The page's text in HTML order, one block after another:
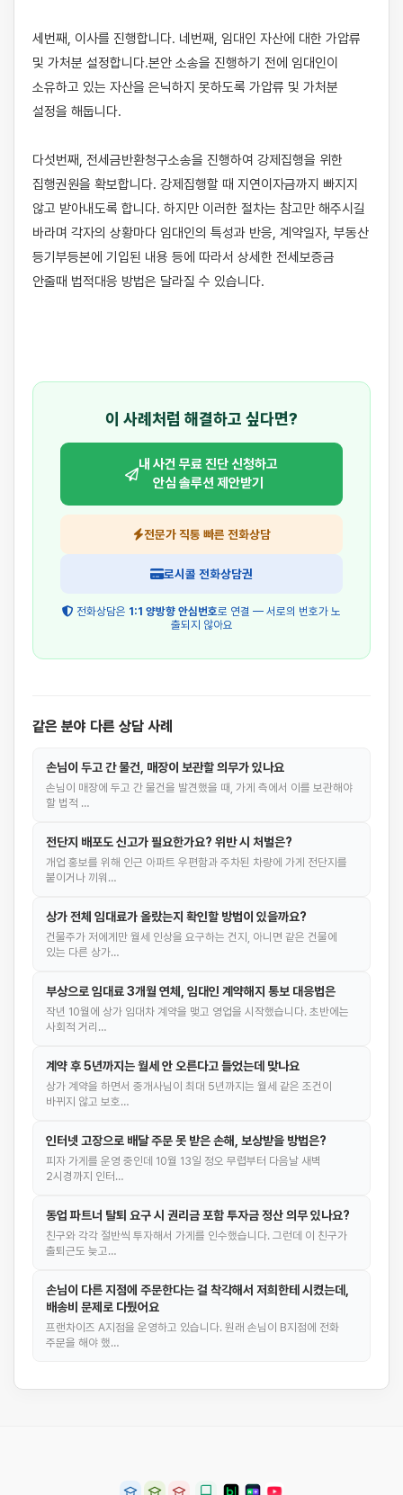
세번째, 이사를 진행합니다. 네번째, 임대인 자산에 대한 가압류
및 가처분 설정합니다.본안 소송을 진행하기 전에 임대인이
소유하고 있는 자산을 은닉하지 못하도록 가압류 및 가처분
설정을 해둡니다.
다섯번째, 전세금반환청구소송을 진행하여 강제집행을 위한
집행권원을 확보합니다. 강제집행할 때 지연이자금까지 빠지지
않고 받아내도록 합니다. 하지만 이러한 절차는 참고만 해주시길
바라며 각자의 상황마다 임대인의 특성과 반응, 계약일자, 부동산
등기부등본에 기입된 내용 등에 따라서 상세한 전세보증금
안줄때 법적대응 방법은 달라질 수 있습니다.
이 사례처럼 해결하고 싶다면?
내 사건 무료 진단 신청하고
안심 솔루션 제안받기
전문가 직통 빠른 전화상담
로시콜 전화상담권
전화상담은 1:1 양방향 안심번호로 연결 — 서로의 번호가 노
출되지 않아요
같은 분야 다른 상담 사례
손님이 두고 간 물건, 매장이 보관할 의무가 있나요
손님이 매장에 두고 간 물건을 발견했을 때, 가게 측에서 이를 보관해야
할 법적 …
전단지 배포도 신고가 필요한가요? 위반 시 처벌은?
개업 홍보를 위해 인근 아파트 우편함과 주차된 차량에 가게 전단지를
붙이거나 끼워…
상가 전체 임대료가 올랐는지 확인할 방법이 있을까요?
건물주가 저에게만 월세 인상을 요구하는 건지, 아니면 같은 건물에
있는 다른 상가…
부상으로 임대료 3개월 연체, 임대인 계약해지 통보 대응법은
작년 10월에 상가 임대차 계약을 맺고 영업을 시작했습니다. 초반에는
사회적 거리…
계약 후 5년까지는 월세 안 오른다고 들었는데 맞나요
상가 계약을 하면서 중개사님이 최대 5년까지는 월세 같은 조건이
바뀌지 않고 보호…
인터넷 고장으로 배달 주문 못 받은 손해, 보상받을 방법은?
피자 가게를 운영 중인데 10월 13일 정오 무렵부터 다음날 새벽
2시경까지 인터…
동업 파트너 탈퇴 요구 시 권리금 포함 투자금 정산 의무 있나요?
친구와 각각 절반씩 투자해서 가게를 인수했습니다. 그런데 이 친구가
출퇴근도 늦고…
손님이 다른 지점에 주문한다는 걸 착각해서 저희한테 시켰는데,
배송비 문제로 다퉜어요
프랜차이즈 A지점을 운영하고 있습니다. 원래 손님이 B지점에 전화
주문을 해야 했…